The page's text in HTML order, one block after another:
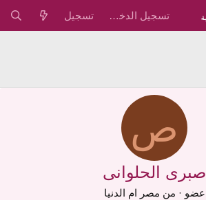
تسجيل الدخول تسجيل
ص
صبرى الحلوانى
عضو · من مصر ام الدنيا